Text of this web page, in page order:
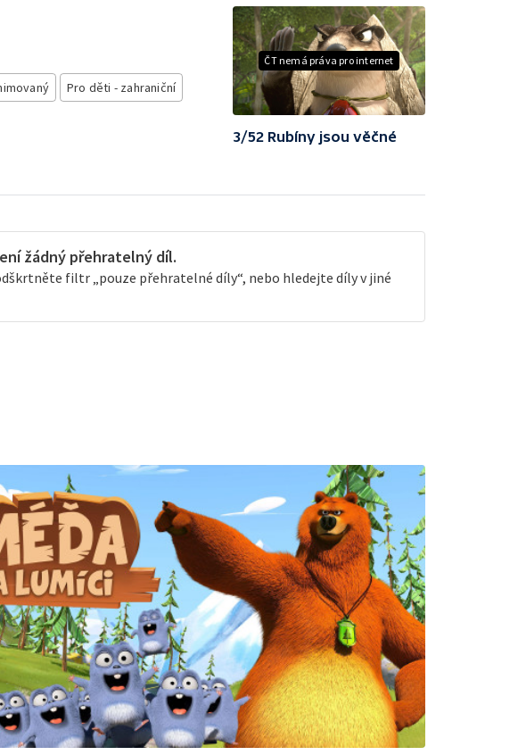
Pro děti - zahraniční
ČT nemá práva pro internet
3/52 Rubíny jsou věčné
žádný přehratelný díl.
filtr „pouze přehratelné díly“, nebo hledejte díly v jiné